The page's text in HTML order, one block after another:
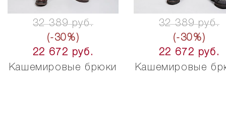
32 389 руб.
(-30%)
22 672 руб.
Кашемировые брюки
32 389 руб.
(-30%)
22 672 руб.
Кашемировые